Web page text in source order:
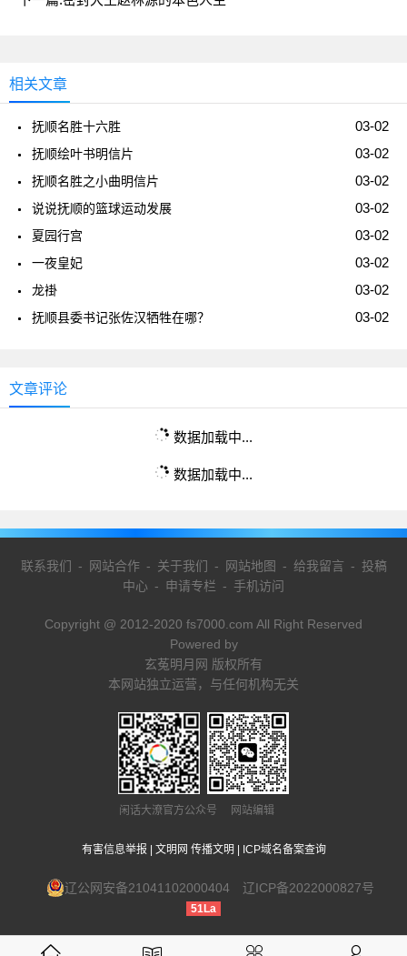
相关文章
03-02
抚顺名胜十六胜
03-02
抚顺绘叶书明信片
03-02
抚顺名胜之小曲明信片
03-02
说说抚顺的篮球运动发展
03-02
夏园行宫
03-02
一夜皇妃
03-02
龙褂
03-02
抚顺县委书记张佐汉牺牲在哪？
文章评论
数据加载中...
数据加载中...
联系我们 - 网站合作- 关于我们 - 网站地图 - 给我留言 - 投稿
中心 - 申请专栏 - 手机访问
Copyright @ 2012-2020 fs7000.com All Right Reserved
Powered by
玄菟明月网 版权所有
本网站独立运营，与任何机构无关
闲话大潦官方公众号 网站编辑
有害信息举报 文明网 传播文明 ICP域名备案查询
辽公网安备21041102000404 辽ICP备2022000827号
51La